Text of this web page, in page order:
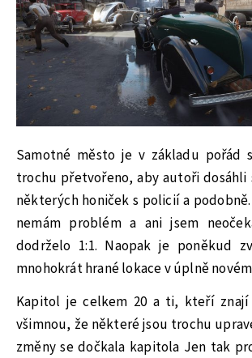
Samotné město je v základu pořád
trochu přetvořeno, aby autoři dosáhli
některých honiček s policií a
nemám problém a ani jsem
dodrželo 1:1. Naopak je poněkud
mnohokrát hrané lokace v úplně
Kapitol je celkem 20 a ti, kteří
všimnou, že některé jsou trochu
změny se dočkala kapitola Jen tak